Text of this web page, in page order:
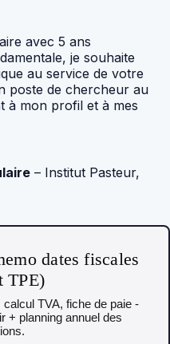
avec 5 ans
je souhaite
au service de votre
poste de chercheur au
à mon profil et à mes
– Institut Pasteur,
dates fiscales
TPE)
TVA, fiche de paie -
+ planning annuel des